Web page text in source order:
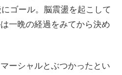
ゴール。脳震盪を起こして
一晩の経過をみてから決め
ーシャルとぶつかったとい